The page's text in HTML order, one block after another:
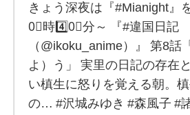
きょう深夜は『#Mianight』
0⃣時4️⃣0⃣分～ 『#違国日記
（@ikoku_anime）』 第8話
よ）う」 実里の日記の存在
い槙生に怒りを覚える朝。
の… #沢城みゆき #森風子 #